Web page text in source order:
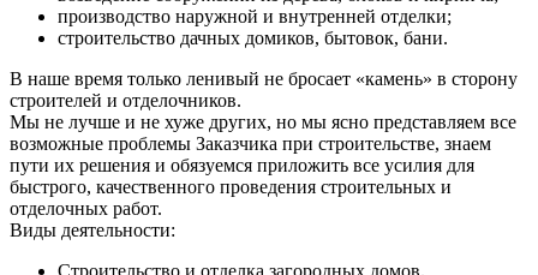
производство наружной и внутренней отделки;
строительство дачных домиков, бытовок, бани.
В наше время только ленивый не бросает «камень» в сторону
строителей и отделочников.
Мы не лучше и не хуже других, но мы ясно представляем все
возможные проблемы Заказчика при строительстве, знаем
пути их решения и обязуемся приложить все усилия для
быстрого, качественного проведения строительных и
отделочных работ.
Виды деятельности: